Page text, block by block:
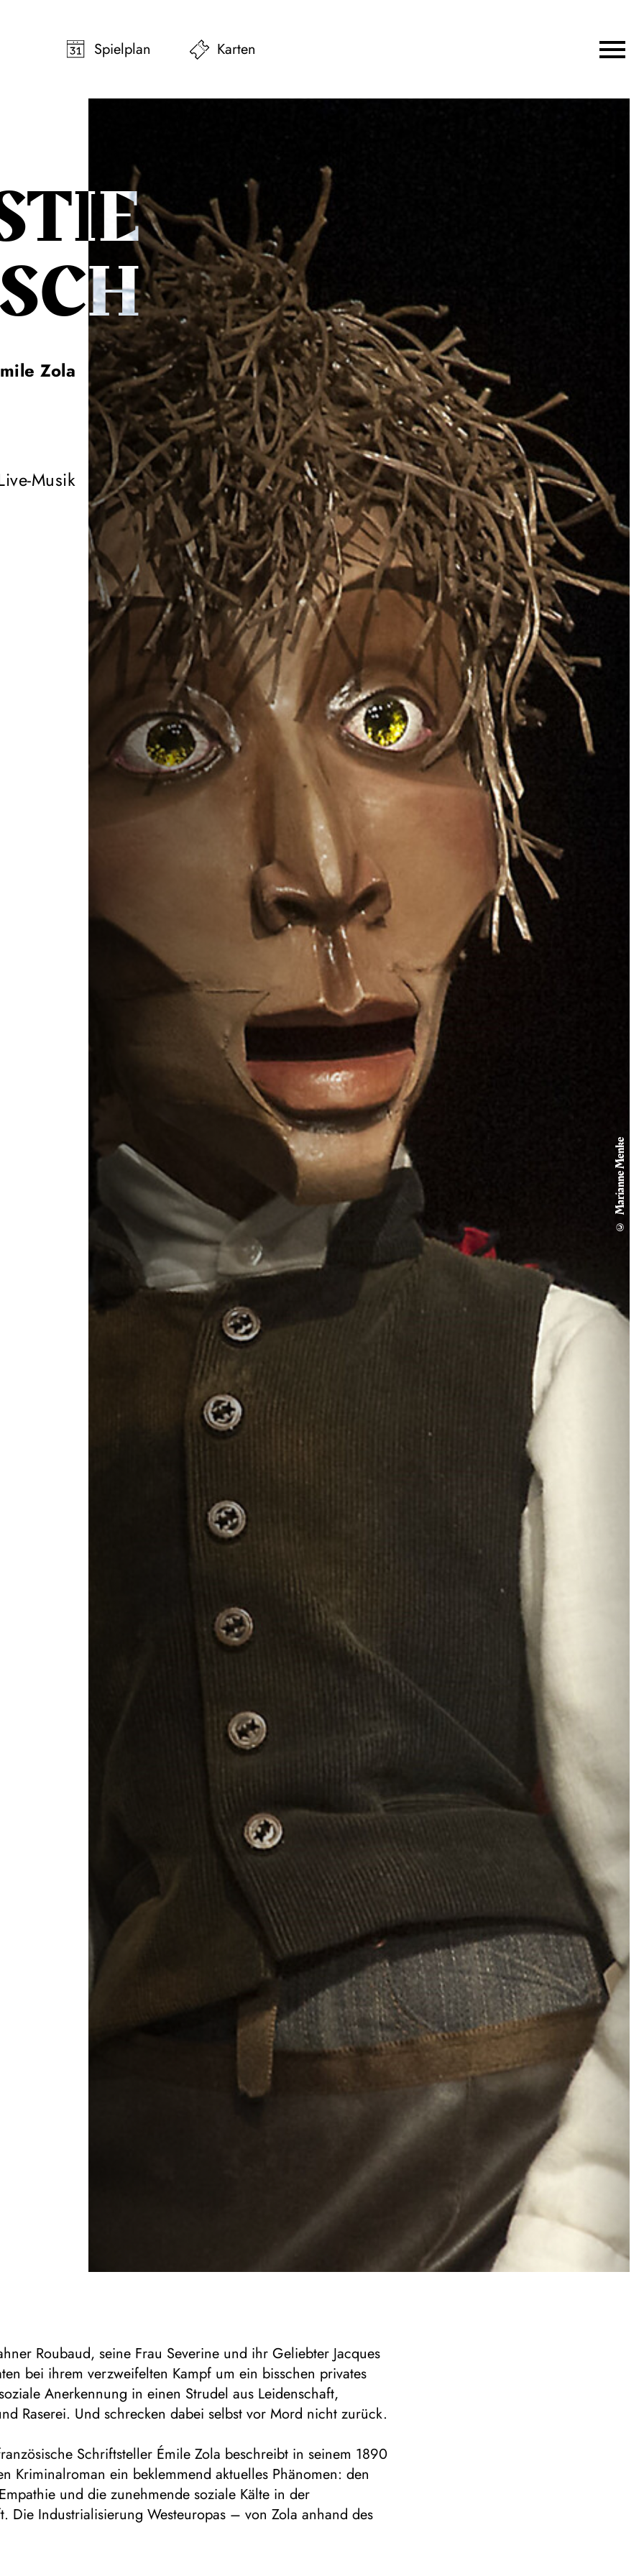
Spielplan
Karten
© Marianne Menke
Zola
Musik
Roubaud, seine Frau Severine und ihr Geliebter Jacques
bei ihrem verzweifelten Kampf um ein bisschen privates
Anerkennung in einen Strudel aus Leidenschaft,
Raserei. Und schrecken dabei selbst vor Mord nicht zurück.
Schriftsteller Émile Zola beschreibt in seinem 1890
Kriminalroman ein beklemmend aktuelles Phänomen: den
und die zunehmende soziale Kälte in der
Die Industrialisierung Westeuropas – von Zola anhand des